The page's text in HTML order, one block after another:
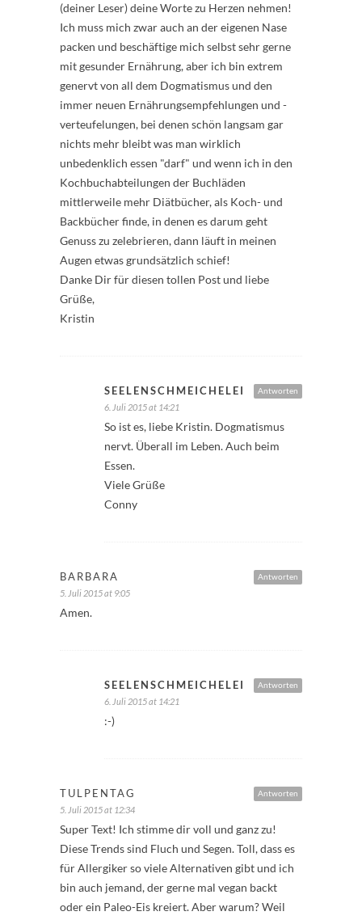
(deiner Leser) deine Worte zu Herzen nehmen!
Ich muss mich zwar auch an der eigenen Nase
packen und beschäftige mich selbst sehr gerne
mit gesunder Ernährung, aber ich bin extrem
genervt von all dem Dogmatismus und den
immer neuen Ernährungsempfehlungen und -
verteufelungen, bei denen schön langsam gar
nichts mehr bleibt was man wirklich
unbedenklich essen "darf" und wenn ich in den
Kochbuchabteilungen der Buchläden
mittlerweile mehr Diätbücher, als Koch- und
Backbücher finde, in denen es darum geht
Genuss zu zelebrieren, dann läuft in meinen
Augen etwas grundsätzlich schief!
Danke Dir für diesen tollen Post und liebe
Grüße,
Kristin
Antworten
SEELENSCHMEICHELEI
6. Juli 2015 at 14:21
So ist es, liebe Kristin. Dogmatismus
nervt. Überall im Leben. Auch beim
Essen.
Viele Grüße
Conny
Antworten
BARBARA
5. Juli 2015 at 9:05
Amen.
Antworten
SEELENSCHMEICHELEI
6. Juli 2015 at 14:21
:-)
Antworten
TULPENTAG
5. Juli 2015 at 12:34
Super Text! Ich stimme dir voll und ganz zu!
Diese Trends sind Fluch und Segen. Toll, dass es
für Allergiker so viele Alternativen gibt und ich
bin auch jemand, der gerne mal vegan backt
oder ein Paleo-Eis kreiert. Aber warum? Weil